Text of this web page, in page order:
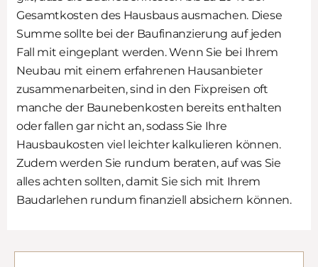
Gesamtkosten des Hausbaus ausmachen. Diese
Summe sollte bei der Baufinanzierung auf jeden
Fall mit eingeplant werden. Wenn Sie bei Ihrem
Neubau mit einem erfahrenen Hausanbieter
zusammenarbeiten, sind in den Fixpreisen oft
manche der Baunebenkosten bereits enthalten
oder fallen gar nicht an, sodass Sie Ihre
Hausbaukosten viel leichter kalkulieren können.
Zudem werden Sie rundum beraten, auf was Sie
alles achten sollten, damit Sie sich mit Ihrem
Baudarlehen rundum finanziell absichern können.